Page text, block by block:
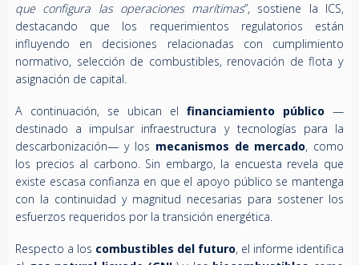
que configura las operaciones marítimas”, sostiene la ICS,
destacando que los requerimientos regulatorios están
influyendo en decisiones relacionadas con cumplimiento
normativo, selección de combustibles, renovación de flota y
asignación de capital.
A continuación, se ubican elfinanciamiento público —
destinado a impulsar infraestructura y tecnologías para la
descarbonización— y los mecanismos de mercado, como
los precios al carbono. Sin embargo, la encuesta revela que
existe escasa confianza en que el apoyo público se mantenga
con la continuidad y magnitud necesarias para sostener los
esfuerzos requeridos por la transición energética.
Respecto a los combustibles del futuro, el informe identifica